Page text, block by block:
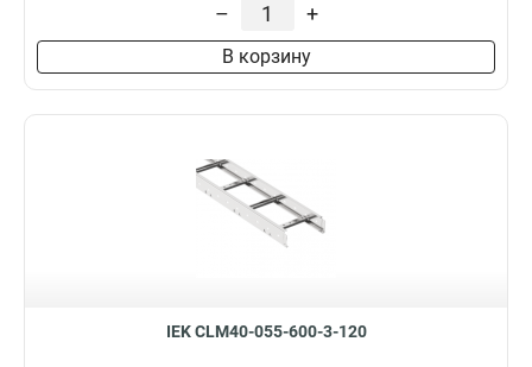
– +
В корзину
IEK CLM40-055-600-3-120